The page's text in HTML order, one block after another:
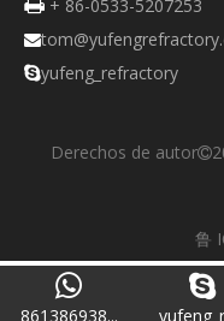
861386938...
 + 86-0533-5207253

yufeng_refractory
Derechos de autor
鲁